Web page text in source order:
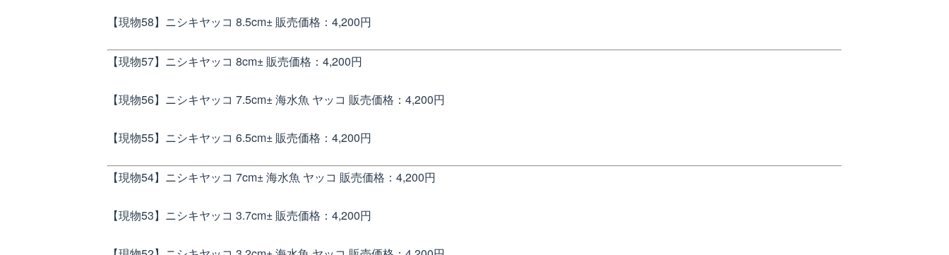
【現物58】ニシキヤッコ 8.5cm± 販売価格：4,200円
【現物57】ニシキヤッコ 8cm± 販売価格：4,200円
【現物56】ニシキヤッコ 7.5cm± 海水魚 ヤッコ 販売価格：4,200円
【現物55】ニシキヤッコ 6.5cm± 販売価格：4,200円
【現物54】ニシキヤッコ 7cm± 海水魚 ヤッコ 販売価格：4,200円
【現物53】ニシキヤッコ 3.7cm± 販売価格：4,200円